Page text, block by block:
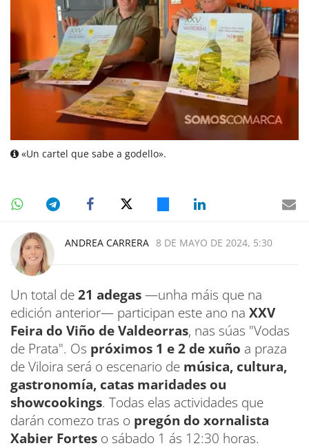
«Un cartel que sabe a godello».
ANDREA CARRERA 8 DE MAYO DE 2024, 5:30
Un total de21 adegas—unha máis que na
edición anterior— participan este ano na XXV
Feira do Viño de Valdeorras, nas súas "Vodas
de Prata". Os próximos 1 e 2 de xuño a praza
de Viloira será o escenario de música, cultura,
gastronomía, catas maridades ou
showcookings. Todas elas actividades que
darán comezo tras o pregón do xornalista
Xabier Fortes o sábado 1 ás 12:30 horas.